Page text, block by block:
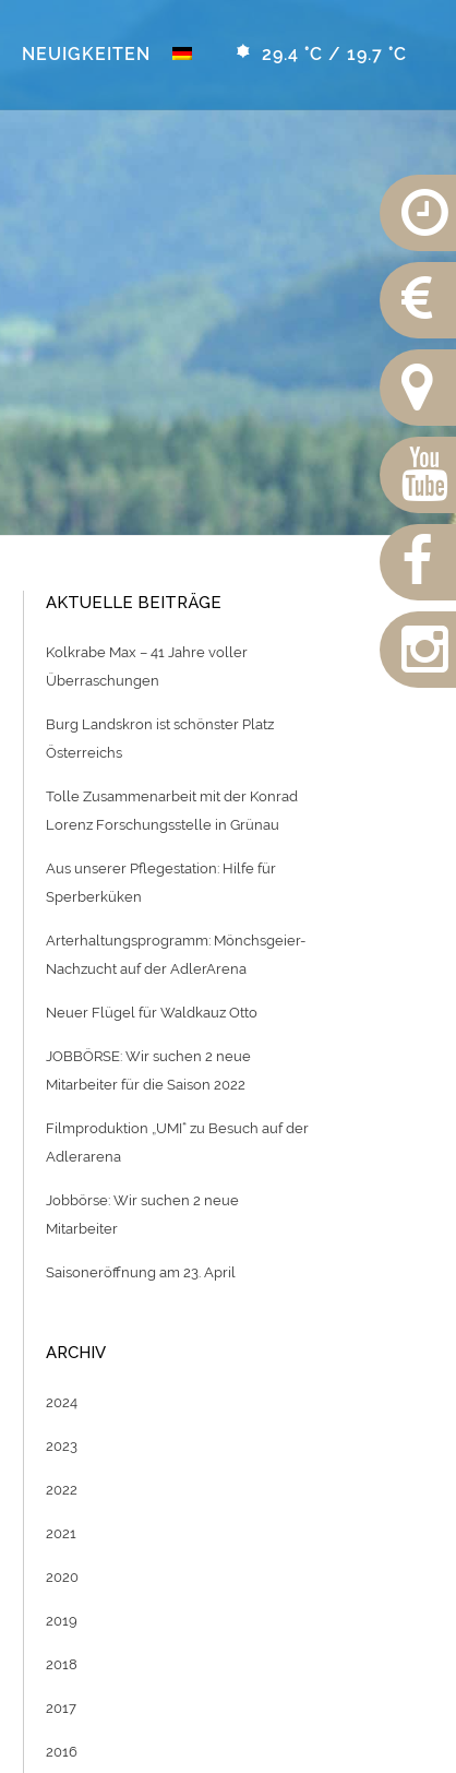
NEUIGKEITEN 29.4 °C / 19.7 °C
AKTUELLE BEITRÄGE
Kolkrabe Max – 41 Jahre voller
Überraschungen
Burg Landskron ist schönster Platz
Österreichs
Tolle Zusammenarbeit mit der Konrad
Lorenz Forschungsstelle in Grünau
Aus unserer Pflegestation: Hilfe für
Sperberküken
Arterhaltungsprogramm: Mönchsgeier-
Nachzucht auf der AdlerArena
Neuer Flügel für Waldkauz Otto
JOBBÖRSE: Wir suchen 2 neue
Mitarbeiter für die Saison 2022
Filmproduktion „UMI“ zu Besuch auf der
Adlerarena
Jobbörse: Wir suchen 2 neue
Mitarbeiter
Saisoneröffnung am 23. April
ARCHIV
2024
2023
2022
2021
2020
2019
2018
2017
2016